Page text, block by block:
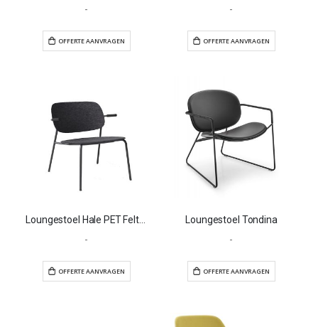
OFFERTE AANVRAGEN OFFERTE
-
-
Loungestoel Hale PET Felt met armleuningen
-
Loungestoel Tondina
-